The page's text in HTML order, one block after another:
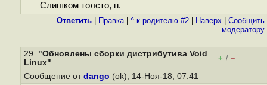
Слишком толсто, гг.
Ответить Правка| ^ к родителю #2 Наверх
Cообщить
модератору
29. "Обновлены сборки дистрибутива Void
Linux"
+ / –
Сообщение от dango (ok), 14-Ноя-18, 07:41